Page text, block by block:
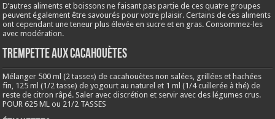
D’autres aliments et boissons ne faisant pas partie de ces quatre groupes
peuvent également être savourés pour votre plaisir. Certains de ces aliments
ont cependant une teneur plus élevée en sucre et en gras. Consommez-les
avec modération.
Trempette aux cacahouètes
Mélanger 500 ml (2 tasses) de cacahouètes non salées, grillées et hachées
fin, 125 ml (1/2 tasse) de yogourt au naturel et 1 ml (1/4 cuillerée à thé) de
reste de citron râpé. Saler avec discrétion et servir avec des légumes crus.
POUR 625 ML ou 21/2 TASSES